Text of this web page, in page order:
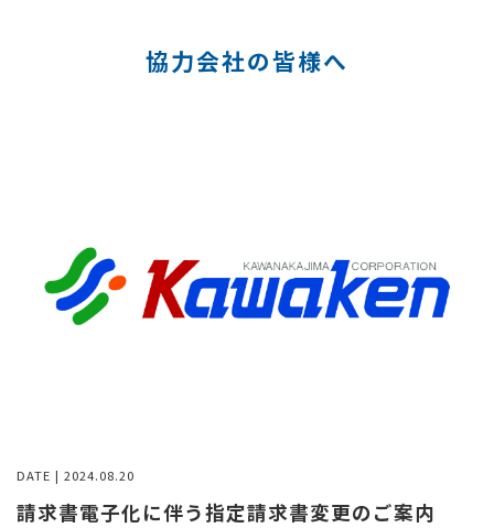
協力会社の皆様へ
DATE | 2024.08.20
請求書電子化に伴う指定請求書変更のご案内